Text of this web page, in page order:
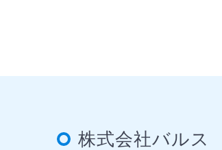
株式会社バルス